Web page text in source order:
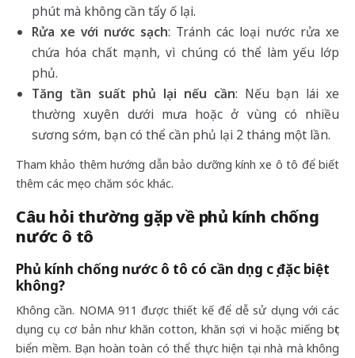
phút mà không cần tẩy ố lại.
Rửa xe với nước sạch: Tránh các loại nước rửa xe
chứa hóa chất mạnh, vì chúng có thể làm yếu lớp
phủ.
Tăng tần suất phủ lại nếu cần: Nếu bạn lái xe
thường xuyên dưới mưa hoặc ở vùng có nhiều
sương sớm, bạn có thể cần phủ lại 2 tháng một lần.
Tham khảo thêm hướng dẫn bảo dưỡng kính xe ô tô để biết
thêm các mẹo chăm sóc khác.
Câu hỏi thường gặp về phủ kính chống
nước ô tô
Phủ kính chống nước ô tô có cần dụng cụ đặc biệt
không?
Không cần. NOMA 911 được thiết kế để dễ sử dụng với các
dụng cụ cơ bản như khăn cotton, khăn sợi vi hoặc miếng bọt
biển mềm. Bạn hoàn toàn có thể thực hiện tại nhà mà không